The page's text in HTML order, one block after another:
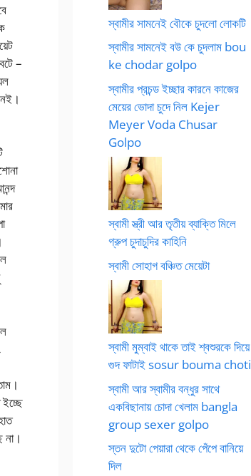
–
না।
স্বামীর সামনেই বৌকে চুদলো লোকটি
স্বামীর সামনেই বউ কে চুদলাম bou
ke chodar golpo
স্বামীর প্রচন্ড ইচ্ছার কারনে কাজের
মেয়ের ভোদা চুদে নিল Kejer
Meyer Voda Chusar
Golpo
স্বামী স্ত্রী আর তৃতীয় ব্যাক্তি মিলে
গ্রুপ চুদাচুদির কাহিনি
স্বামী সোহাগ বঞ্চিত মেয়েটা
স্বামী মুম্বাই থাকে তাই শ্বশুরকে দিয়ে
গুদ ফাটাই sosur bouma choti
স্বামী আর স্বামীর বন্ধুর সাথে
একবিছানায় চোদা খেলাম bangla
group sexer golpo
স্তন দুটো পেয়ারা থেকে পেঁপে বানিয়ে
দিল